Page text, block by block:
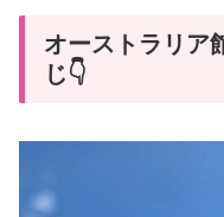
オーストラリア
じ👇